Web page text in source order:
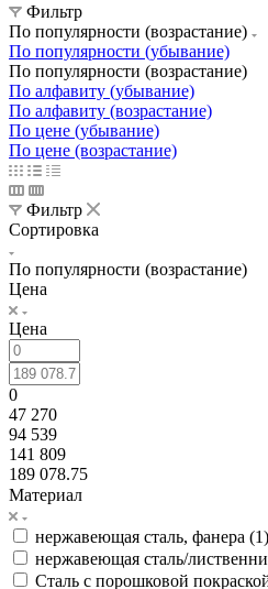
Фильтр
По популярности (возрастание)
По популярности (убывание)
По популярности (возрастание)
По алфавиту (убывание)
По алфавиту (возрастание)
По цене (убывание)
По цене (возрастание)
Фильтр
Сортировка
По популярности (возрастание)
Цена
Цена
0
47 270
94 539
141 809
189 078.75
Материал
нержавеющая сталь, фанера (1)
нержавеющая сталь/
Сталь с порошковой